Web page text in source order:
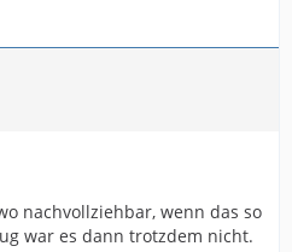
nachvollziehbar, wenn das so
war es dann trotzdem nicht.